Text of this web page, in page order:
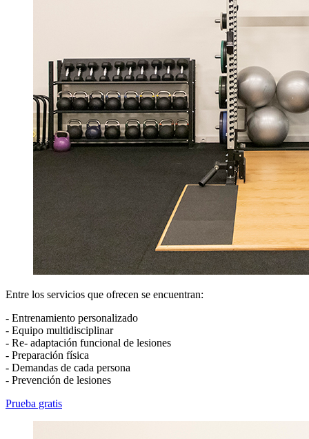
Entre los servicios que ofrecen se encuentran:
- Entrenamiento personalizado
- Equipo multidisciplinar
- Re- adaptación funcional de lesiones
- Preparación física
- Demandas de cada persona
- Prevención de lesiones
Prueba gratis